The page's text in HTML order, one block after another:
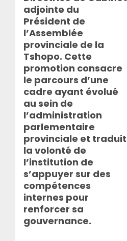
adjointe du
Président de
l’Assemblée
provinciale de la
Tshopo. Cette
promotion consacre
le parcours d’une
cadre ayant évolué
au sein de
l’administration
parlementaire
provinciale et traduit
la volonté de
l’institution de
s’appuyer sur des
compétences
internes pour
renforcer sa
gouvernance.